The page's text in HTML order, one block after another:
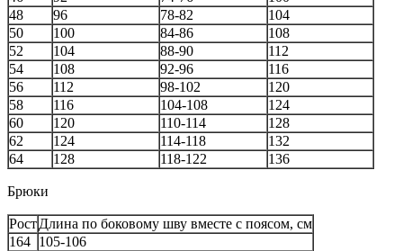
48
96 78-82
104
50
100 84-86
108
52
104 88-90
112
54
108 92-96
116
56
112 98-102
120
58
116 104-108
124
60
120 110-114
128
62
124 114-118
132
64
128 118-122 136
Брюки
РостДлина по боковому шву вместе с поясом, см
164 105-106